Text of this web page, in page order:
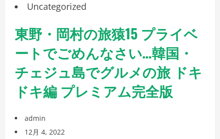
Uncategorized
東野・岡村の旅猿15 プライベ
ートでごめんなさい…韓国・
チェジュ島でグルメの旅 ドキ
ドキ編 プレミアム完全版
admin
12月 4, 2022